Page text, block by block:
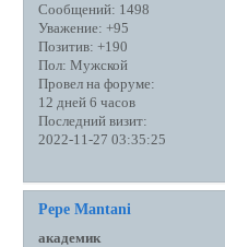
Сообщений: 1498
Уважение: +95
Позитив: +190
Пол: Мужской
Провел на форуме:
12 дней 6 часов
Последний визит:
2022-11-27 03:35:25
Pepe Mantani
академик